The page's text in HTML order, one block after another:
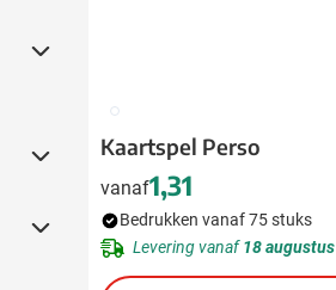
009
Kaartspel Perso
vanaf1,31
Bedrukken vanaf 75 stuks
Levering vanaf18 augustus